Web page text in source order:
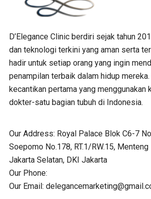
D’Elegance Clinic berdiri sejak tahun
dan teknologi terkini yang aman serta
hadir untuk setiap orang yang ingin
penampilan terbaik dalam hidup
kecantikan pertama yang menggunakan
dokter-satu bagian tubuh di Indonesia.
Our Address: Royal Palace Blok C6-7
Soepomo No.178, RT.1/RW.15,
Jakarta Selatan, DKI Jakarta
Our Phone:
Our Email: